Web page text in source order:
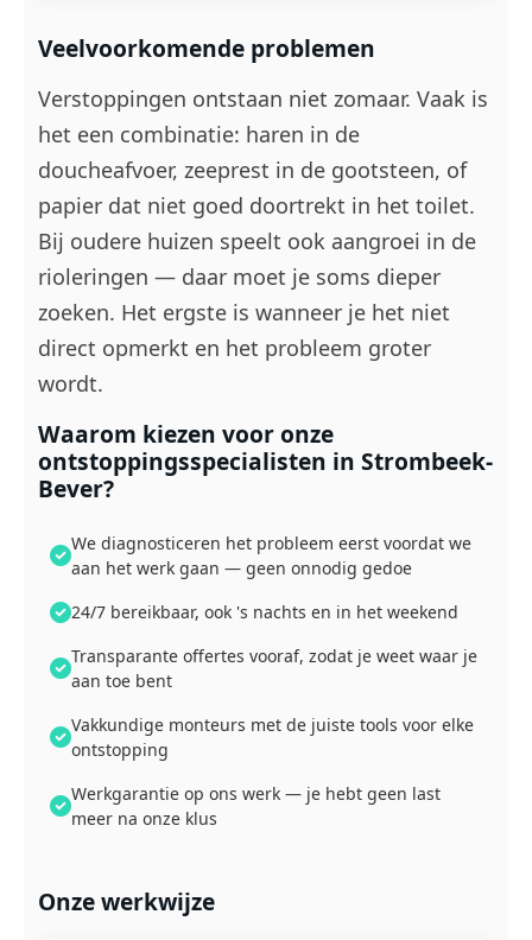
Veelvoorkomende problemen
Verstoppingen ontstaan niet zomaar. Vaak is
het een combinatie: haren in de
doucheafvoer, zeeprest in de gootsteen, of
papier dat niet goed doortrekt in het toilet.
Bij oudere huizen speelt ook aangroei in de
rioleringen — daar moet je soms dieper
zoeken. Het ergste is wanneer je het niet
direct opmerkt en het probleem groter
wordt.
Waarom kiezen voor onze
ontstoppingsspecialisten in Strombeek-
Bever?
We diagnosticeren het probleem eerst voordat we
aan het werk gaan — geen onnodig gedoe
24/7 bereikbaar, ook 's nachts en in het weekend
Transparante offertes vooraf, zodat je weet waar je
aan toe bent
Vakkundige monteurs met de juiste tools voor elke
ontstopping
Werkgarantie op ons werk — je hebt geen last
meer na onze klus
Onze werkwijze